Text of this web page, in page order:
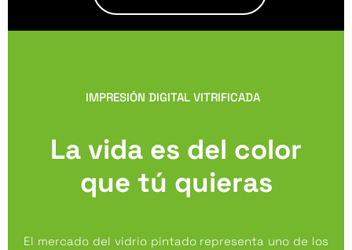
IMPRESIÓN DIGITAL VITRIFICADA
La vida es del color
que tú quieras
El mercado del vidrio pintado representa uno de los